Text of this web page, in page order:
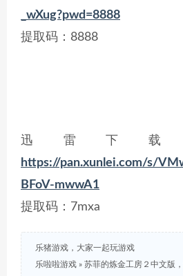
_wXug?pwd=8888
提取码：8888
迅雷下载
https://pan.xunlei.com/s/
BFoV-mwwA1
提取码：7mxa
乐猪游戏，大家一起玩游戏
乐啦啦游戏 » 苏菲的炼金工房２中文版